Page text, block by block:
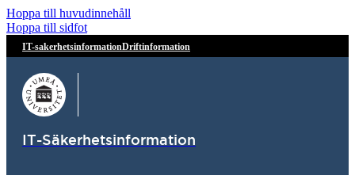
Hoppa till huvudinnehåll
Hoppa till sidfot
IT-sakerhetsinformationDriftinformation
IT-Säkerhetsinformation